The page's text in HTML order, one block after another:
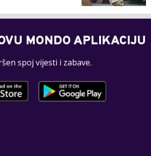
MONDO APLIKACIJU
spoj vijesti i zabave.